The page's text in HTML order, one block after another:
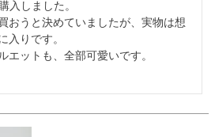
入しました。
おうと決めていましたが、実物は想
入りです。
エットも、全部可愛いです。